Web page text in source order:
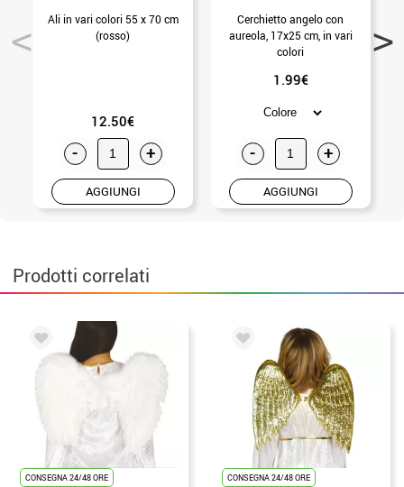
Ali in vari colori 55 x 70 cm
(rosso)
12.50€
- +
AGGIUNGI
Cerchietto angelo con
aureola, 17x25 cm, in vari
colori
1.99€
- +
AGGIUNGI
Prodotti correlati
CONSEGNA 24/48 ORE
CONSEGNA 24/48 ORE